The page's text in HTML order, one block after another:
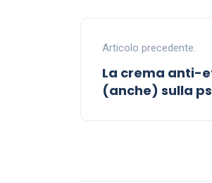
Articolo precedente.
La crema anti-
(anche) sulla